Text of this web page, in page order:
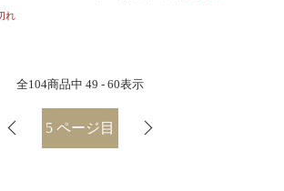
れ
全104商品中 49 - 60表示
5 ページ目